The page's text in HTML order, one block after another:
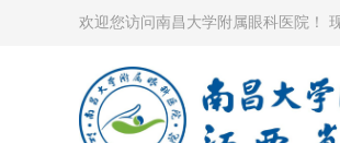
欢迎您访问南昌大学附属眼科医院！